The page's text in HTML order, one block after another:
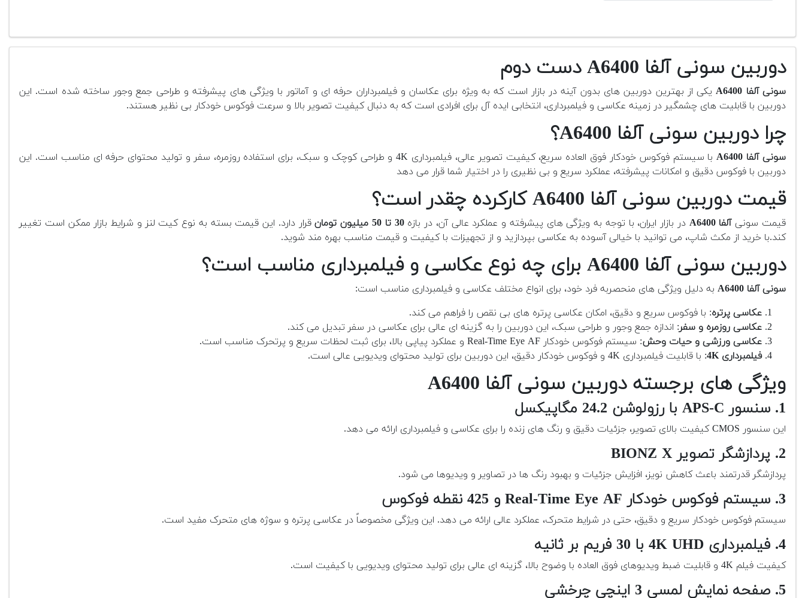
دوربین سونی آلفا A6400 دست دوم
سونی آلفا A6400
یکی از بهترین دوربین های بدون آینه در بازار است که به ویژه برای عکاسان و فیلمبرداران حرفه ای و آماتور با ویژگی های پیشرفته و طراحی جمع وجور ساخته شده است. این
دوربین با قابلیت های چشمگیر در زمینه عکاسی و فیلمبرداری، انتخابی ایده آل برای افرادی است که به دنبال کیفیت تصویر بالا و سرعت فوکوس خودکار بی نظیر هستند.
چرا دوربین سونی آلفا A6400؟
سونی آلفا A6400
با سیستم فوکوس خودکار فوق العاده سریع، کیفیت تصویر عالی، فیلمبرداری 4K و طراحی کوچک و سبک، برای استفاده روزمره، سفر و تولید محتوای حرفه ای مناسب است. این
دوربین با فوکوس دقیق و امکانات پیشرفته، عملکرد سریع و بی نظیری را در اختیار شما قرار می دهد
قیمت دوربین سونی آلفا A6400 کارکرده چقدر است؟
قیمت سونیآلفا A6400 در بازار ایران، با توجه به ویژگی های پیشرفته و عملکرد عالی آن، در بازه30 تا 50 میلیون تومان
قرار دارد. این قیمت بسته به نوع کیت لنز و شرایط بازار ممکن است تغییر
کند.با خرید از مکث شاپ، می توانید با خیالی آسوده به عکاسی بپردازید و از تجهیزات با کیفیت و قیمت مناسب بهره مند شوید.
دوربین سونی آلفا A6400 برای چه نوع عکاسی و فیلمبرداری مناسب است؟
سونی آلفا A6400
به دلیل ویژگی های منحصربه فرد خود، برای انواع مختلف عکاسی و فیلمبرداری مناسب است:
عکاسی پرتره: با فوکوس سریع و دقیق، امکان عکاسی پرتره های بی نقص را فراهم می کند.
عکاسی روزمره و سفر: اندازه جمع وجور و طراحی سبک، این دوربین را به گزینه ای عالی برای عکاسی در سفر تبدیل می کند.
عکاسی ورزشی و حیات وحش: سیستم فوکوس خودکار Real-Time Eye AF و عملکرد پیاپی بالا، برای ثبت لحظات سریع و پرتحرک مناسب است.
فیلمبرداری 4K
: با قابلیت فیلمبرداری 4K و فوکوس خودکار دقیق، این دوربین برای تولید محتوای ویدیویی عالی است.
ویژگی های برجسته دوربین سونی آلفا A6400
1. سنسور APS-C با رزولوشن 24.2 مگاپیکسل
این سنسور CMOS کیفیت بالای تصویر، جزئیات دقیق و رنگ های زنده را برای عکاسی و فیلمبرداری ارائه می دهد.
2. پردازشگر تصویر BIONZ X
پردازشگر قدرتمند باعث کاهش نویز، افزایش جزئیات و بهبود رنگ ها در تصاویر و ویدیوها می شود.
3. سیستم فوکوس خودکار Real-Time Eye AF و 425 نقطه فوکوس
سیستم فوکوس خودکار سریع و دقیق، حتی در شرایط متحرک، عملکرد عالی ارائه می دهد. این ویژگی مخصوصاً در عکاسی پرتره و سوژه های متحرک مفید است.
4. فیلمبرداری 4K UHD با 30 فریم بر ثانیه
کیفیت فیلم 4K و قابلیت ضبط ویدیوهای فوق العاده با وضوح بالا، گزینه ای عالی برای تولید محتوای ویدیویی با کیفیت است.
5. صفحه نمایش لمسی 3 اینچی چرخشی